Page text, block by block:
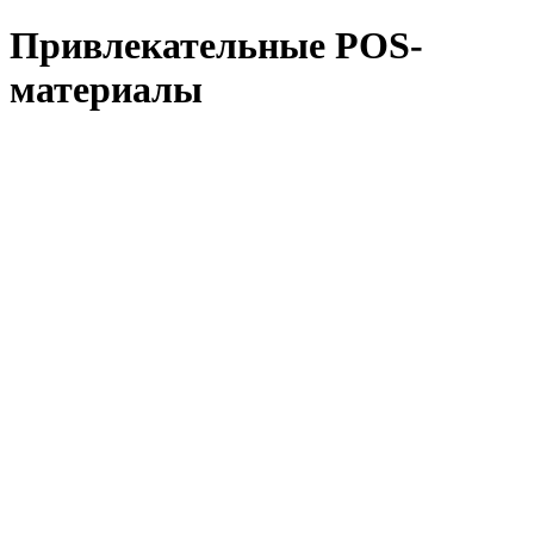
Привлекательные POS-
материалы